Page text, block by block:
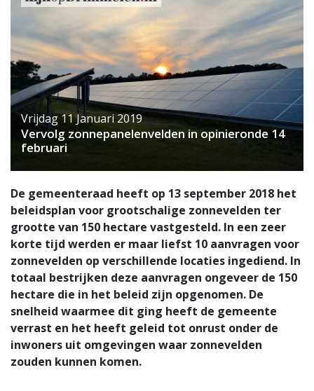
Vrijdag 11 Januari 2019
Vervolg zonnepanelenvelden in opinieronde 14
februari
De gemeenteraad heeft op 13 september 2018 het
beleidsplan voor grootschalige zonnevelden ter
grootte van 150 hectare vastgesteld. In een zeer
korte tijd werden er maar liefst 10 aanvragen voor
zonnevelden op verschillende locaties ingediend. In
totaal bestrijken deze aanvragen ongeveer de 150
hectare die in het beleid zijn opgenomen. De
snelheid waarmee dit ging heeft de gemeente
verrast en het heeft geleid tot onrust onder de
inwoners uit omgevingen waar zonnevelden
zouden kunnen komen.